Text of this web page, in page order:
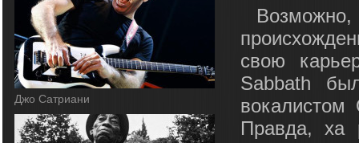
Джо Сатриани
свою
Sabbath
Правда, ха